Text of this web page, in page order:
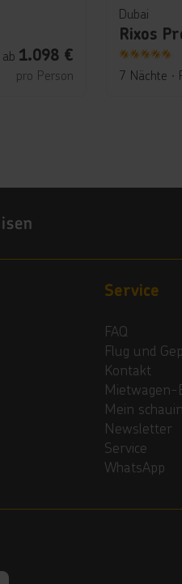
ab 1.098 €
pro Person
Dubai
5
7 Nächte ∙
Service
FAQ
Flug und
Kontakt
Mietwagen-
Mein
Newsletter
Service
WhatsApp